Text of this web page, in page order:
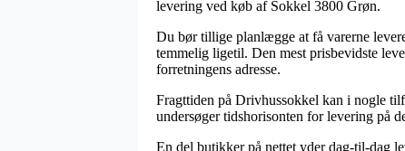
levering ved køb af Sokkel 3800 Grøn.
Du bør tillige planlægge at få varerne
temmelig ligetil. Den mest prisbevidste
forretningens adresse.
Fragttiden på Drivhussokkel kan i nogle
undersøger tidshorisonten for levering på
En del butikker på nettet yder dag-til-dag